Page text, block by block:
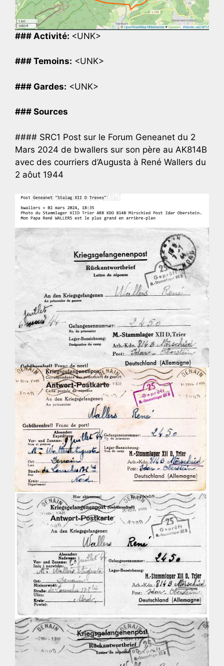
### Activité: <UNK>
### Temoins: <UNK>
### Gardes: <UNK>
### Sources
#### SRC1 Post sur le Forum Geneanet du 2
Mars 2024 de bwallers sur son père au AK814B
avec des courriers d’Augusta à René Wallers du
2 aôut 1944